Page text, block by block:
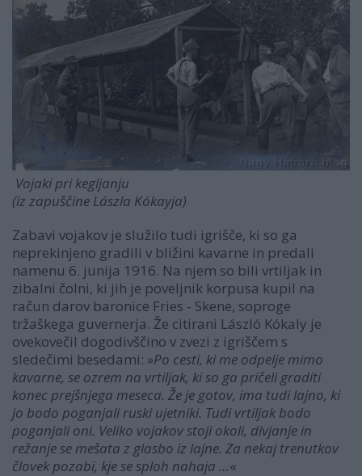
Vojaki pri kegljanju
(iz zapuščine Lászla Kókayja)
Zabavi vojakov je služilo tudi igrišče, ki so ga
neprekinjeno gradili v bližini kavarne in predali
namenu 6. junija 1916. Na njem so bili vrtiljak in
zibalni čolni, ki jih je poveljnik korpusa kupil na
račun darov baronice Fries - Skene, soproge
tržaškega guvernerja. Že citirani László Kókaly je
ovekovečil dogodivščino v zvezi z igriščem s
sledečimi besedami: »Po cesti, ki me odpelje mimo
kavarne, se ozrem na vrtiljak, ki so ga pričeli graditi
konec prejšnjega meseca. Že je gotov, ima tudi lajno, ki
jo bodo poganjali ruski ujetniki. Tudi vrtiljak bodo
poganjali oni. Veliko vojakov stoji okoli, divjanje in
režanje se mešata z glasbo iz lajne. Za nekaj trenutkov
človek pozabi, kje se sploh nahaja …«